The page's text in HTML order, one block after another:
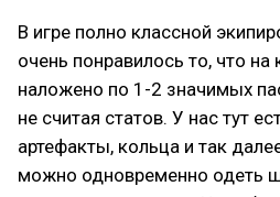
В игре полно классной
очень понравилось то, что
наложено по 1-2 значимых
не считая статов. У нас тут
артефакты, кольца и так
можно одновременно одеть